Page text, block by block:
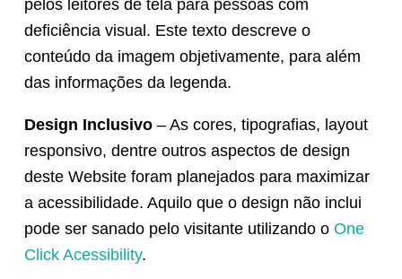
pelos leitores de tela para pessoas com
deficiência visual. Este texto descreve o
conteúdo da imagem objetivamente, para além
das informações da legenda.
Design Inclusivo – As cores, tipografias, layout
responsivo, dentre outros aspectos de design
deste Website foram planejados para maximizar
a acessibilidade. Aquilo que o design não inclui
pode ser sanado pelo visitante utilizando o One
Click Acessibility.